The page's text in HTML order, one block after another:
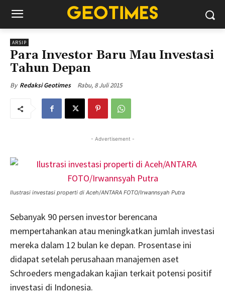
ARSIP
Para Investor Baru Mau Investasi
Tahun Depan
By Redaksi Geotimes Rabu, 8 Juli 2015
- Advertisement -
Ilustrasi investasi properti di Aceh/ANTARA FOTO/Irwannsyah Putra
Sebanyak 90 persen investor berencana
mempertahankan atau meningkatkan jumlah investasi
mereka dalam 12 bulan ke depan. Prosentase ini
didapat setelah perusahaan manajemen aset
Schroeders mengadakan kajian terkait potensi positif
investasi di Indonesia.